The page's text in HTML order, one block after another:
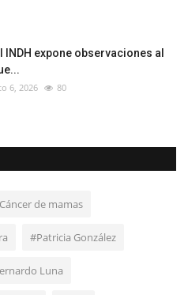
INDH expone observaciones al
6, 2026 80
de mamas
#Patricia González
Luna